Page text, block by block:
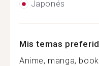
Japonés
Mis temas
Anime, manga,